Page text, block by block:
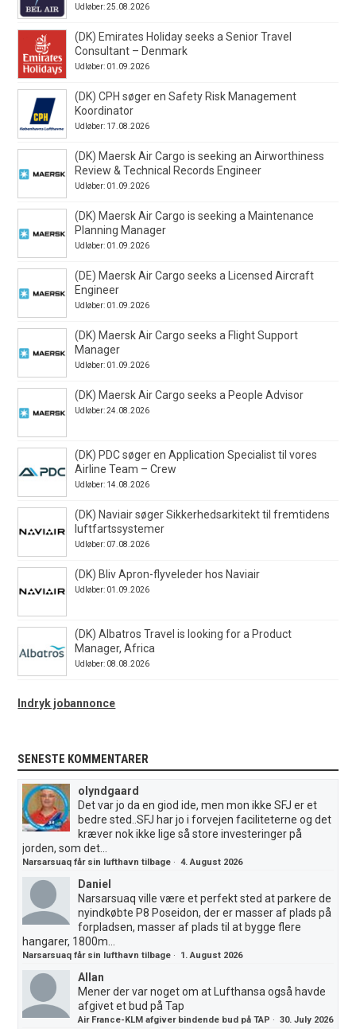
Udløber: 25.08.2026
(DK) Emirates Holiday seeks a Senior Travel
Consultant – Denmark
Udløber: 01.09.2026
(DK) CPH søger en Safety Risk Management
Koordinator
Udløber: 17.08.2026
(DK) Maersk Air Cargo is seeking an Airworthiness
Review & Technical Records Engineer
Udløber: 01.09.2026
(DK) Maersk Air Cargo is seeking a Maintenance
Planning Manager
Udløber: 01.09.2026
(DE) Maersk Air Cargo seeks a Licensed Aircraft
Engineer
Udløber: 01.09.2026
(DK) Maersk Air Cargo seeks a Flight Support
Manager
Udløber: 01.09.2026
(DK) Maersk Air Cargo seeks a People Advisor
Udløber: 24.08.2026
(DK) PDC søger en Application Specialist til vores
Airline Team – Crew
Udløber: 14.08.2026
(DK) Naviair søger Sikkerhedsarkitekt til fremtidens
luftfartssystemer
Udløber: 07.08.2026
(DK) Bliv Apron-flyveleder hos Naviair
Udløber: 01.09.2026
(DK) Albatros Travel is looking for a Product
Manager, Africa
Udløber: 08.08.2026
Indryk jobannonce
SENESTE KOMMENTARER
olyndgaard
Det var jo da en giod ide, men mon ikke SFJ er et
bedre sted..SFJ har jo i forvejen faciliteterne og det
kræver nok ikke lige så store investeringer på
jorden, som det...
Narsarsuaq får sin lufthavn tilbage ·4. August 2026
Daniel
Narsarsuaq ville være et perfekt sted at parkere de
nyindkøbte P8 Poseidon, der er masser af plads på
forpladsen, masser af plads til at bygge flere
hangarer, 1800m...
Narsarsuaq får sin lufthavn tilbage · 1. August 2026
Allan
Mener der var noget om at Lufthansa også havde
afgivet et bud på Tap
Air France-KLM afgiver bindende bud på TAP ·30. July 2026